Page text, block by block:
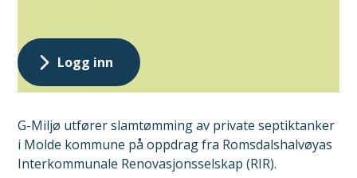
Logg inn
G-Miljø utfører slamtømming av private septiktanker
i Molde kommune på oppdrag fra Romsdalshalvøyas
Interkommunale Renovasjonsselskap (RIR).